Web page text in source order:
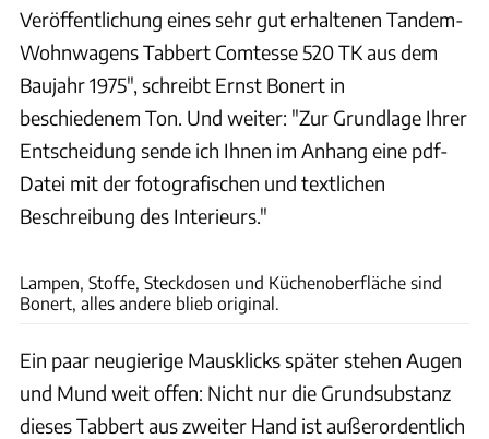
Veröffentlichung eines sehr gut erhaltenen Tandem-
Wohnwagens Tabbert Comtesse 520 TK aus dem
Baujahr 1975", schreibt Ernst Bonert in
beschiedenem Ton. Und weiter: "Zur Grundlage Ihrer
Entscheidung sende ich Ihnen im Anhang eine pdf-
Datei mit der fotografischen und textlichen
Beschreibung des Interieurs."
Lampen, Stoffe, Steckdosen und Küchenoberfläche sind
Bonert, alles andere blieb original.
Ein paar neugierige Mausklicks später stehen Augen
und Mund weit offen: Nicht nur die Grundsubstanz
dieses Tabbert aus zweiter Hand ist außerordentlich